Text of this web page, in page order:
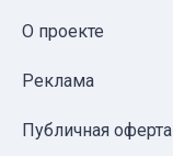
О проекте
Реклама
Публичная оферта